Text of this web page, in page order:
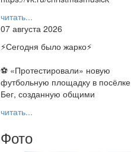
читать...
07 августа 2026
⚡️Сегодня было жарко⚡️
⚽ ️«Протестировали» новую
футбольную площадку в посёлке
Бег, созданную общими
читать...
Фото